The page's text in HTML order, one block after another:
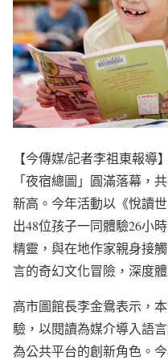
【今傳媒/記者李祖東報導
「夜宿總圖」圓滿落幕，
新高。今年活動以《悅讀
出48位孩子一同體驗26小
精靈，與在地作家親身接
言的奇幻文化冒險，深度
高市圖館長李金鴦表示，
驗，以閱讀為媒介導入語
為公共平台的創新角色。